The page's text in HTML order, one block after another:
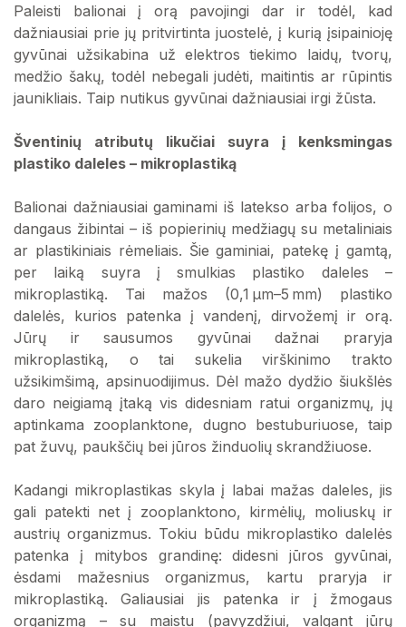
Paleisti balionai į orą pavojingi dar ir todėl, kad
dažniausiai prie jų pritvirtinta juostelė, į kurią įsipainioję
gyvūnai užsikabina už elektros tiekimo laidų, tvorų,
medžio šakų, todėl nebegali judėti, maitintis ar rūpintis
jaunikliais. Taip nutikus gyvūnai dažniausiai irgi žūsta.
Šventinių atributų likučiai suyra į kenksmingas
plastiko daleles – mikroplastiką
Balionai dažniausiai gaminami iš latekso arba folijos, o
dangaus žibintai – iš popierinių medžiagų su metaliniais
ar plastikiniais rėmeliais. Šie gaminiai, patekę į gamtą,
per laiką suyra į smulkias plastiko daleles –
mikroplastiką. Tai mažos (0,1 µm–5 mm) plastiko
dalelės, kurios patenka į vandenį, dirvožemį ir orą.
Jūrų ir sausumos gyvūnai dažnai praryja
mikroplastiką, o tai sukelia virškinimo trakto
užsikimšimą, apsinuodijimus. Dėl mažo dydžio šiukšlės
daro neigiamą įtaką vis didesniam ratui organizmų, jų
aptinkama zooplanktone, dugno bestuburiuose, taip
pat žuvų, paukščių bei jūros žinduolių skrandžiuose.
Kadangi mikroplastikas skyla į labai mažas daleles, jis
gali patekti net į zooplanktono, kirmėlių, moliuskų ir
austrių organizmus. Tokiu būdu mikroplastiko dalelės
patenka į mitybos grandinę: didesni jūros gyvūnai,
ėsdami mažesnius organizmus, kartu praryja ir
mikroplastiką. Galiausiai jis patenka ir į žmogaus
organizmą – su maistu (pavyzdžiui, valgant jūrų